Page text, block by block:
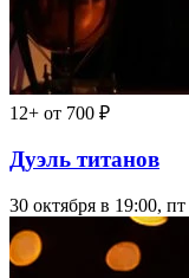
12+ от 700 ₽
Дуэль титанов
30 октября в 19:00, пт